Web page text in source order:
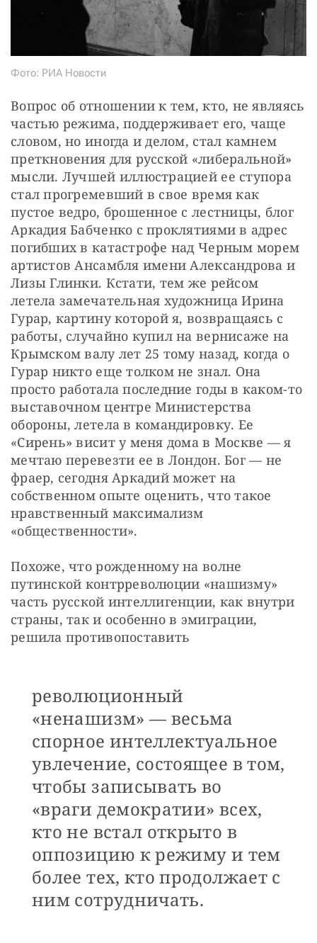
Фото: РИА Новости
Вопрос об отношении к тем, кто, не являясь
частью режима, поддерживает его, чаще
словом, но иногда и делом, стал камнем
преткновения для русской «либеральной»
мысли. Лучшей иллюстрацией ее ступора
стал прогремевший в свое время как
пустое ведро, брошенное с лестницы, блог
Аркадия Бабченко с проклятиями в адрес
погибших в катастрофе над Черным морем
артистов Ансамбля имени Александрова и
Лизы Глинки. Кстати, тем же рейсом
летела замечательная художница Ирина
Гурар, картину которой я, возвращаясь с
работы, случайно купил на вернисаже на
Крымском валу лет 25 тому назад, когда о
Гурар никто еще толком не знал. Она
просто работала последние годы в каком-то
выставочном центре Министерства
обороны, летела в командировку. Ее
«Сирень» висит у меня дома в Москве — я
мечтаю перевезти ее в Лондон. Бог — не
фраер, сегодня Аркадий может на
собственном опыте оценить, что такое
нравственный максимализм
«общественности».
Похоже, что рожденному на волне
путинской контрреволюции «нашизму»
часть русской интеллигенции, как внутри
страны, так и особенно в эмиграции,
решила противопоставить
революционный
«ненашизм» — весьма
спорное интеллектуальное
увлечение, состоящее в том,
чтобы записывать во
«враги демократии» всех,
кто не встал открыто в
оппозицию к режиму и тем
более тех, кто продолжает с
ним сотрудничать.